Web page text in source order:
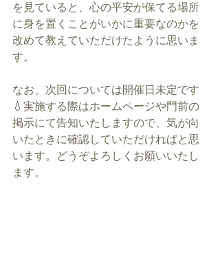
を見ていると、心の平安が保てる場所
に身を置くことがいかに重要なのかを
改めて教えていただけたように思いま
す。
なお、次回については開催日未定です
💧実施する際はホームページや門前の
掲示にて告知いたしますので、気が向
いたときに確認していただければと思
います。どうぞよろしくお願いいたし
ます。